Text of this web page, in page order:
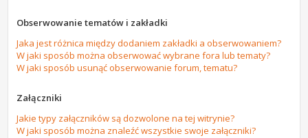
Obserwowanie tematów i zakładki
Jaka jest różnica między dodaniem zakładki a obserwowaniem?
W jaki sposób można obserwować wybrane fora lub tematy?
W jaki sposób usunąć obserwowanie forum, tematu?
Załączniki
Jakie typy załączników są dozwolone na tej witrynie?
W jaki sposób można znaleźć wszystkie swoje załączniki?